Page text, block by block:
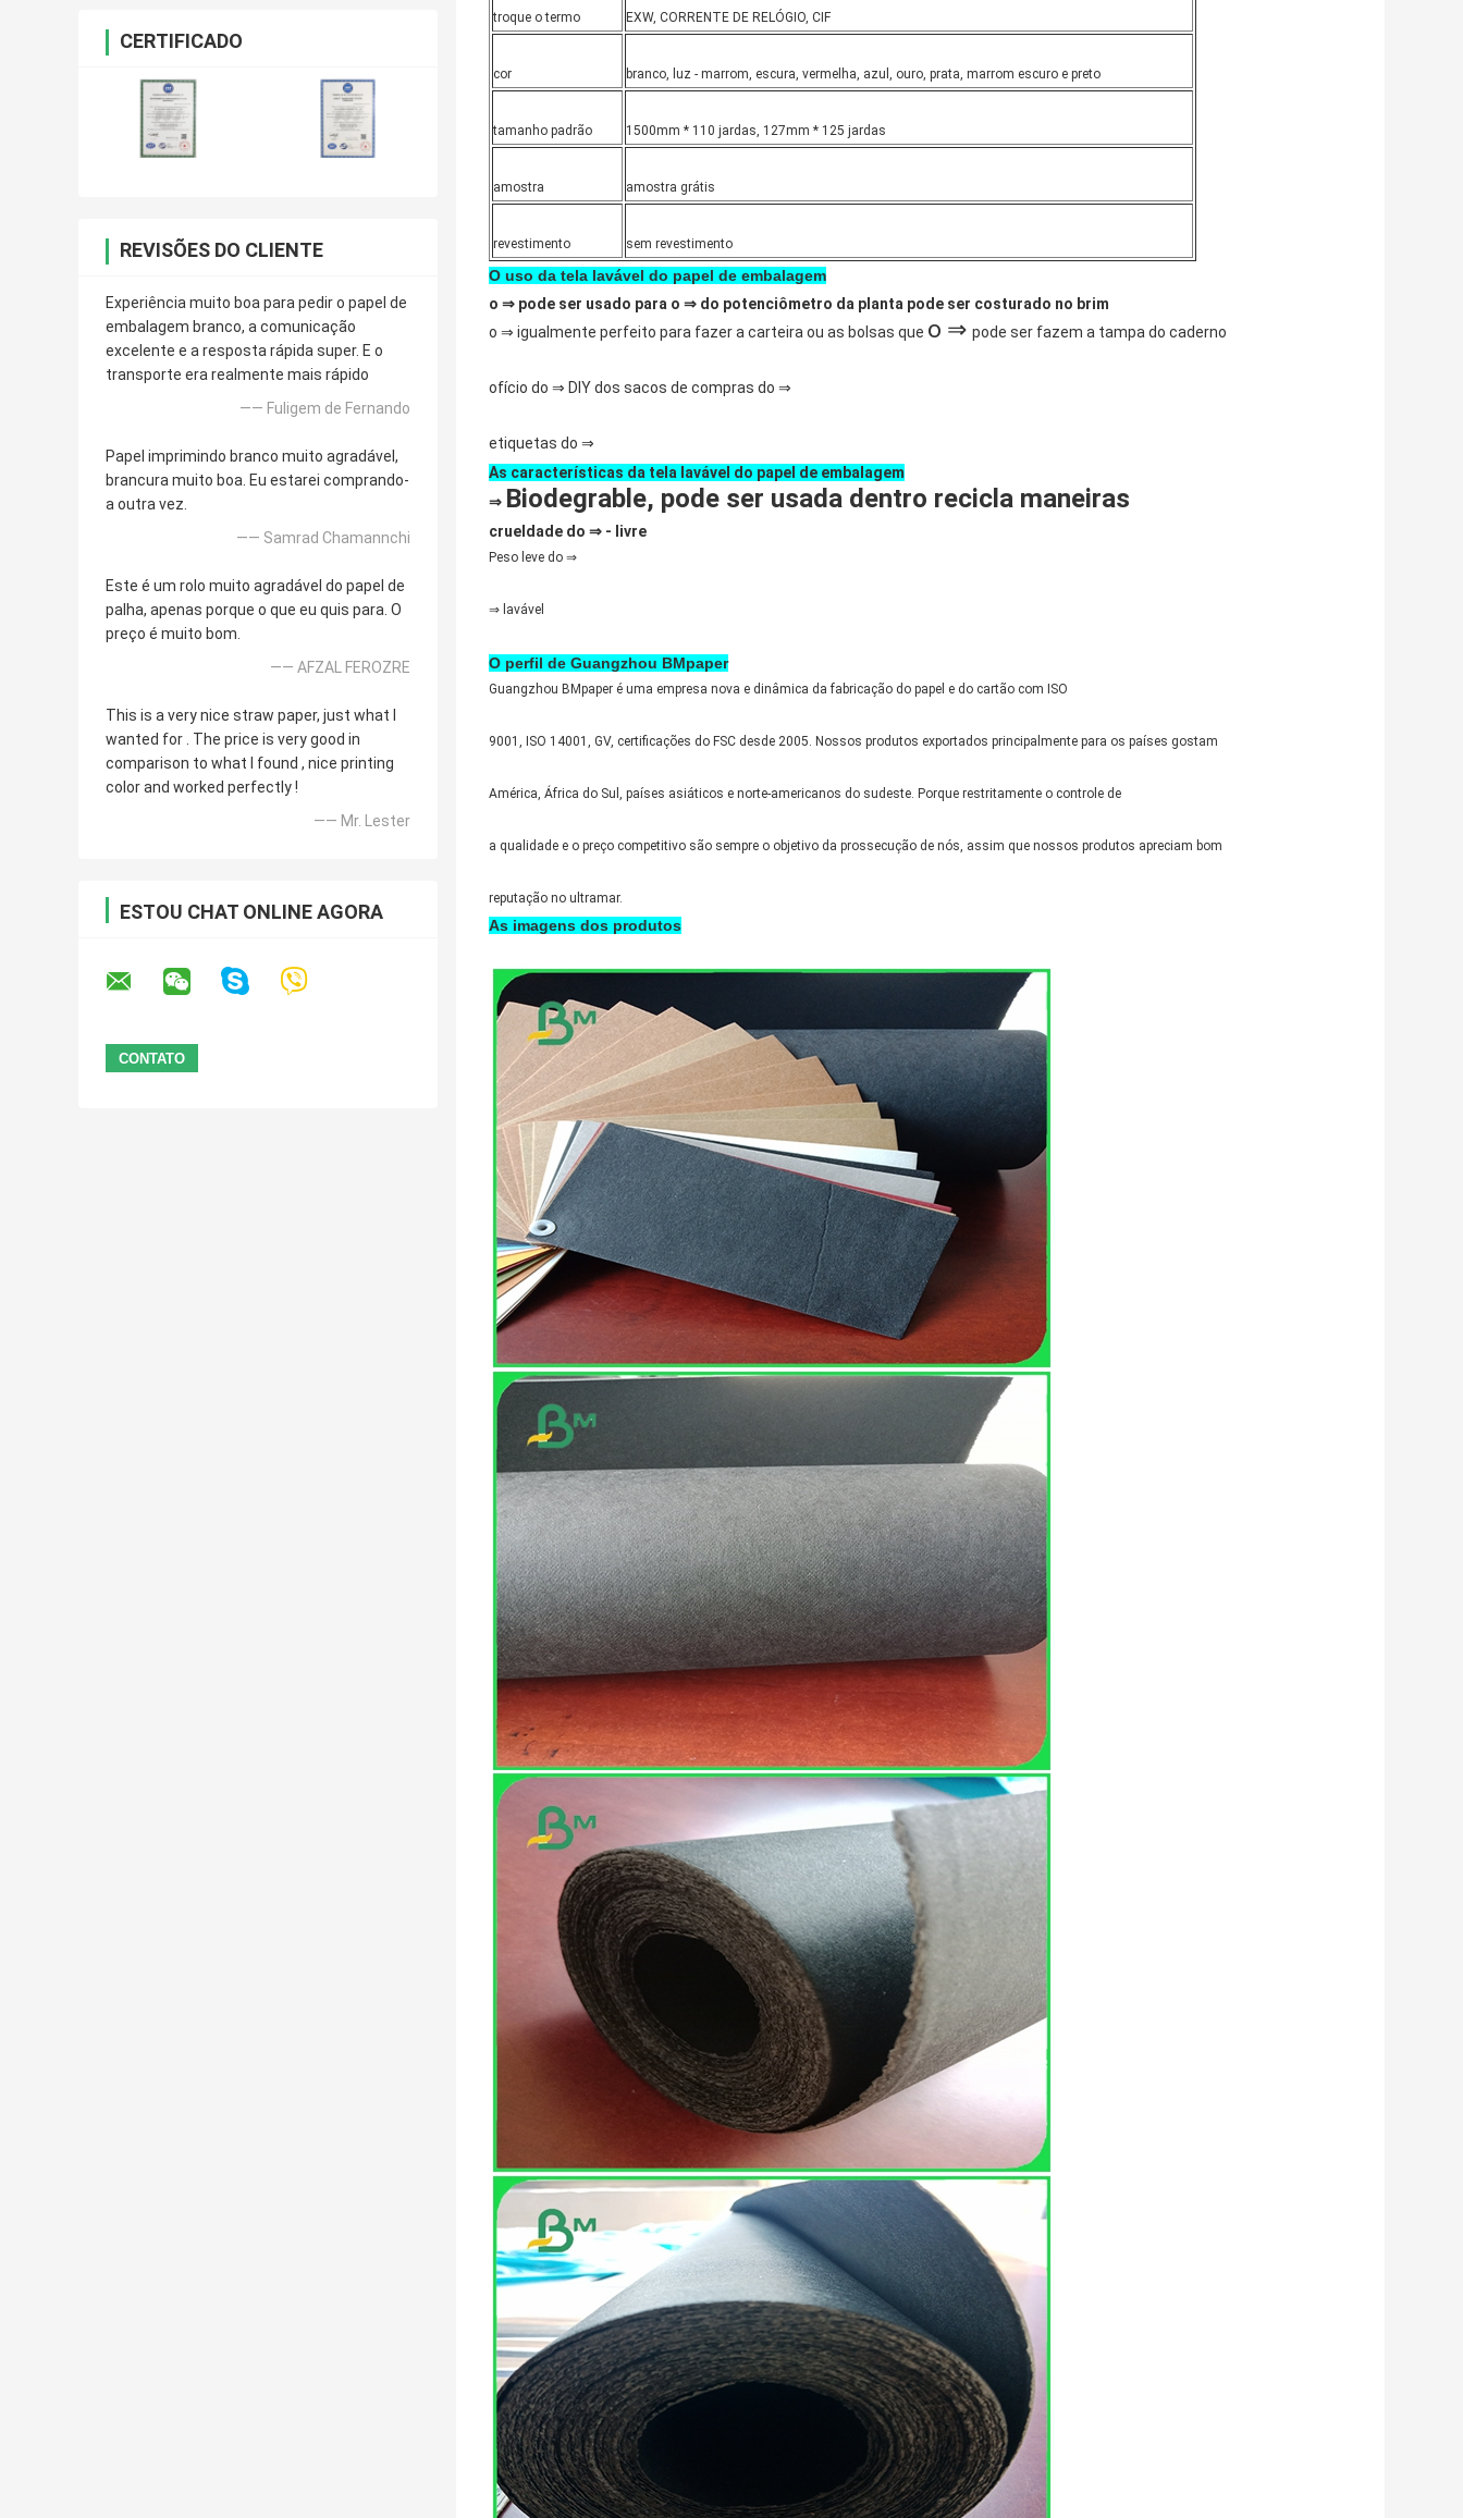
CERTIFICADO
REVISÕES DO CLIENTE
Experiência muito boa para pedir o papel de
embalagem branco, a comunicação
excelente e a resposta rápida super. E o
transporte era realmente mais rápido
—— Fuligem de Fernando
Papel imprimindo branco muito agradável,
brancura muito boa. Eu estarei comprando-
a outra vez.
—— Samrad Chamannchi
Este é um rolo muito agradável do papel de
palha, apenas porque o que eu quis para. O
preço é muito bom.
—— AFZAL FEROZRE
This is a very nice straw paper, just what I
wanted for . The price is very good in
comparison to what I found , nice printing
color and worked perfectly !
—— Mr. Lester
ESTOU CHAT ONLINE AGORA
troque o termo EXW, CORRENTE DE RELÓGIO, CIF
cor branco, luz - marrom, escura, vermelha, azul, ouro, prata, marrom escuro e preto
tamanho padrão 1500mm * 110 jardas, 127mm * 125 jardas
amostra amostra grátis
revestimento sem revestimento
O uso da tela lavável do papel de embalagem
o ⇒ pode ser usado para o ⇒ do potenciômetro da planta pode ser costurado no brim
o ⇒ igualmente perfeito para fazer a carteira ou as bolsas que o ⇒ pode ser fazem a tampa do caderno
ofício do ⇒ DIY dos sacos de compras do ⇒
etiquetas do ⇒
As características da tela lavável do papel de embalagem
⇒ Biodegrable, pode ser usada dentro recicla maneiras
crueldade do ⇒ - livre
Peso leve do ⇒
⇒ lavável
O perfil de Guangzhou BMpaper
Guangzhou BMpaper é uma empresa nova e dinâmica da fabricação do papel e do cartão com ISO
9001, ISO 14001, GV, certificações do FSC desde 2005. Nossos produtos exportados principalmente para os países gostam
América, África do Sul, países asiáticos e norte-americanos do sudeste. Porque restritamente o controle de
a qualidade e o preço competitivo são sempre o objetivo da prossecução de nós, assim que nossos produtos apreciam bom
reputação no ultramar.
As imagens dos produtos